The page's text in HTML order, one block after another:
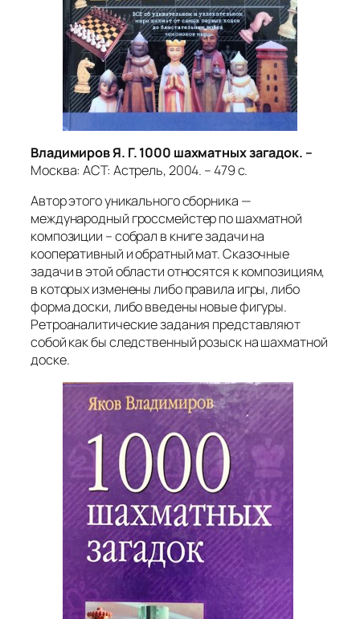
Владимиров Я. Г. 1000 шахматных загадок. –
Москва: АСТ: Астрель, 2004. – 479 с.
Автор этого уникального сборника —
международный гроссмейстер по шахматной
композиции – собрал в книге задачи на
кооперативный и обратный мат. Сказочные
задачи в этой области относятся к композициям,
в которых изменены либо правила игры, либо
форма доски, либо введены новые фигуры.
Ретроаналитические задания представляют
собой как бы следственный розыск на шахматной
доске.